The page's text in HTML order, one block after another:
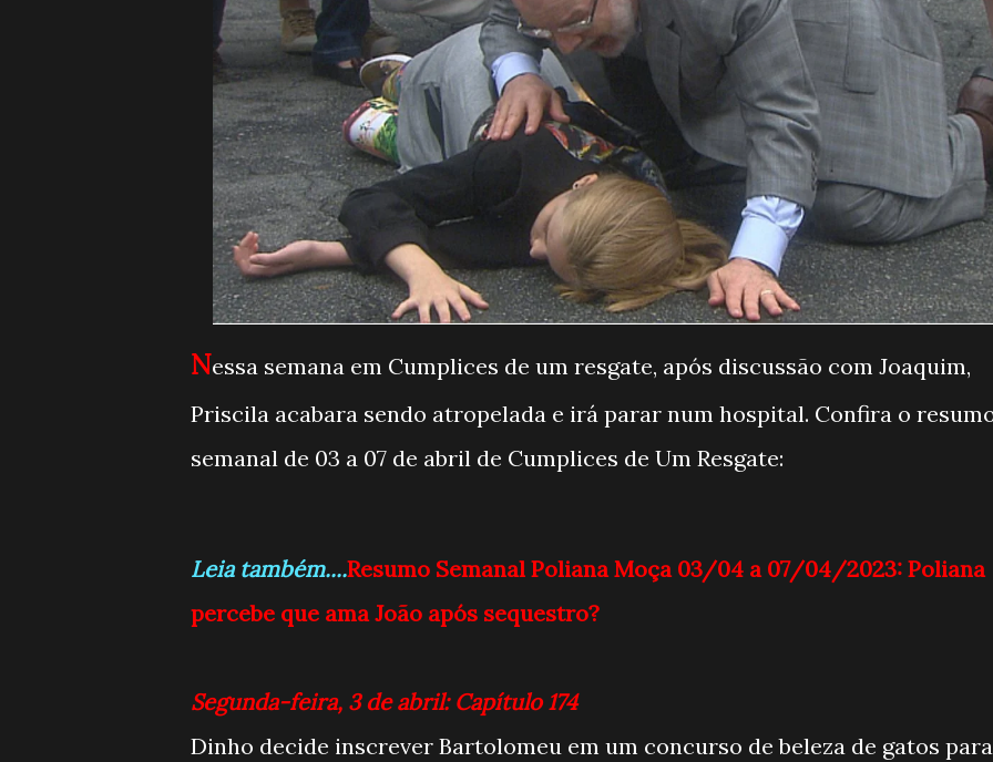
Nessa semana em Cumplices de um resgate, após discussão com Joaquim,
Priscila acabara sendo atropelada e irá parar num hospital. Confira o
semanal de 03 a 07 de abril de Cumplices de Um Resgate:
Leia também....Resumo Semanal Poliana Moça 03/04 a 07/04/2023: Poliana
percebe que ama João após sequestro?
Segunda-feira, 3 de abril: Capítulo 174
Dinho decide inscrever Bartolomeu em um concurso de beleza de gatos para